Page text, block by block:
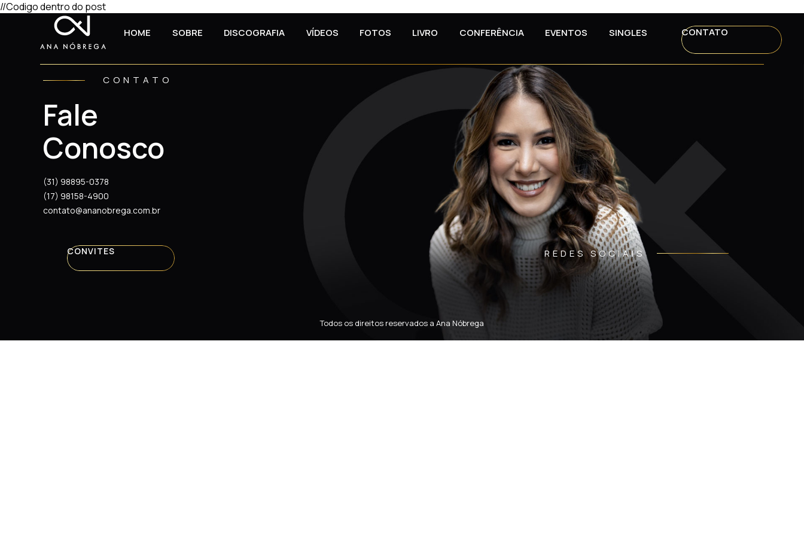
HOME SOBRE DISCOGRAFIA VÍDEOS FOTOS LIVRO CONFERÊNCIA EVENTOS SINGLES CONTATO
//Codigo dentro do post
CONTATO
Fale
Conosco
(31) 98895-0378
(17) 98158-4900
contato@ananobrega.com.br
CONVITES REDES SOCIAIS
Todos os direitos reservados a Ana Nóbrega